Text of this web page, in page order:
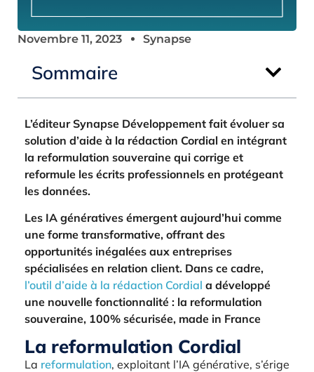
Novembre 11, 2023 Synapse
Sommaire
L’éditeur Synapse Développement fait évoluer sa
solution d’aide à la rédaction Cordial en intégrant
la reformulation souveraine qui corrige et
reformule les écrits professionnels en protégeant
les données.
Les IA génératives émergent aujourd’hui comme
une forme transformative, offrant des
opportunités inégalées aux entreprises
spécialisées en relation client. Dans ce cadre,
l’outil d’aide à la rédaction Cordial a développé
une nouvelle fonctionnalité : la reformulation
souveraine, 100% sécurisée, made in France
La reformulation Cordial
La reformulation, exploitant l’IA générative, s’érige